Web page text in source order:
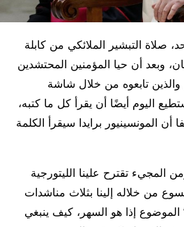
صلاة التبشير الملائكي من كابلة
وبعد أن حيا المؤمنين المحتشدين
تابعوه من خلال شاشة
اليوم أيضًا أن يقرأ كل ما كتبه،
المونسينيور برايدا سيقرأ الكلمة
المجيء تقترح علينا الليتورجية
من خلاله إلينا بثلاث مناشدات
إذا هو السهر، كيف ينبغي